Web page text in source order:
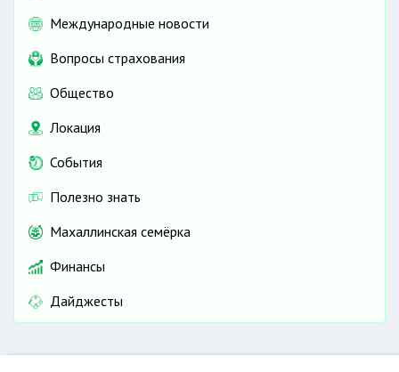
Международные новости
Вопросы страхования
Общество
Локация
События
Полезно знать
Махаллинская семёрка
Финансы
Дайджесты